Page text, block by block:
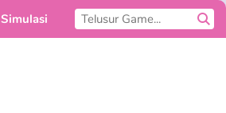
Simulasi